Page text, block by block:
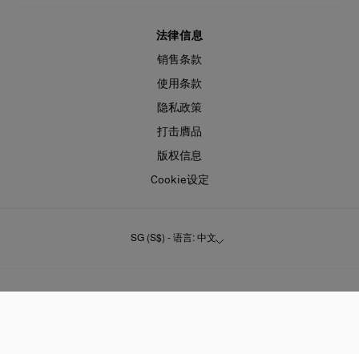
法律信息
销售条款
使用条款
隐私政策
打击膺品
版权信息
Cookie设定
SG (S$) - 语言: 中文